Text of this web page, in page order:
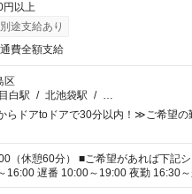
円以上
途支給あり
費全額支給
区
目白駅 / 北池袋駅 / …
らドアtoドアで30分以内！≫ご希望の
■ご希望があれば下記シフトもOK！
遅番 10:00～19:00 夜勤 16:30～翌
わせたい」 「余裕を持って夕飯の準備